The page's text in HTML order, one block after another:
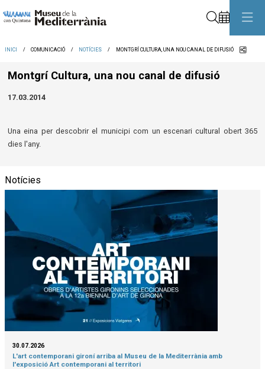
INICI COMUNICACIÓ NOTÍCIES MONTGRÍ CULTURA, UNA NOU CANAL DE DIFUSIÓ
Montgrí Cultura, una nou canal de difusió
17.03.2014
Una eina per descobrir el municipi com un escenari cultural obert 365
dies l'any.
Notícies
30.07.2026
L'art contemporani gironí arriba al Museu de la Mediterrània amb
l'exposició Art contemporani al territori